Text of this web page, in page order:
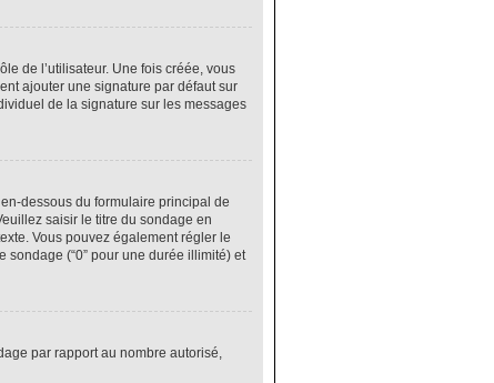
de l’utilisateur. Une fois créée, vous
ajouter une signature par défaut sur
de la signature sur les messages
dessous du formulaire principal de
saisir le titre du sondage en
Vous pouvez également régler le
sondage (“0” pour une durée illimité) et
par rapport au nombre autorisé,